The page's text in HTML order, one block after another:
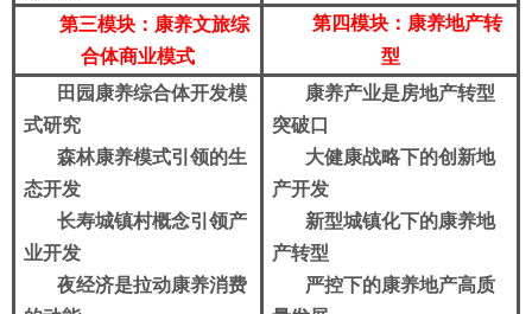
第三模块： 康养文旅综
合体商业模式
第四模块：康养地产转
型
田园康养综合体开发模
式研究
森林康养模式引领的生
态开发
长寿城镇村概念引领产
业开发
夜经济是拉动康养消费
康养产业是房地产转型
突破口
大健康战略下的创新地
产开发
新型城镇化下的康养地
产转型
严控下的康养地产高质